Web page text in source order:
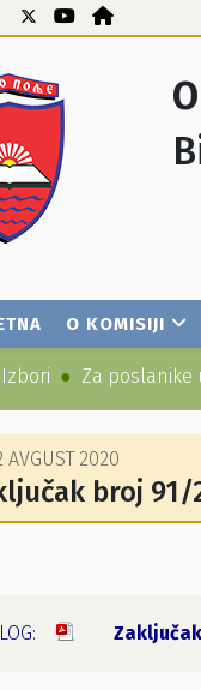
O KOMISIJI
Izbori Za poslanike
AVGUST 2020
broj 91/